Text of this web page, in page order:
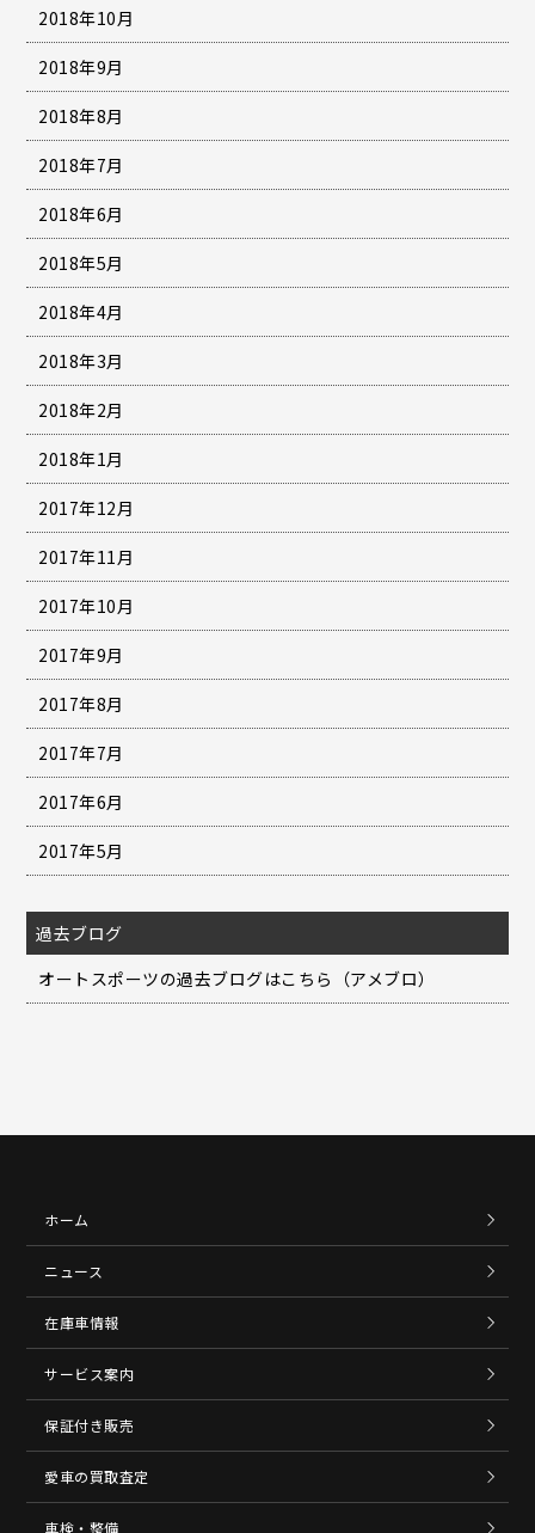
2018年10月
2018年9月
2018年8月
2018年7月
2018年6月
2018年5月
2018年4月
2018年3月
2018年2月
2018年1月
2017年12月
2017年11月
2017年10月
2017年9月
2017年8月
2017年7月
2017年6月
2017年5月
過去ブログ
オートスポーツの過去ブログはこちら（アメブロ）
ホーム
ニュース
在庫車情報
サービス案内
保証付き販売
愛車の買取査定
車検・整備